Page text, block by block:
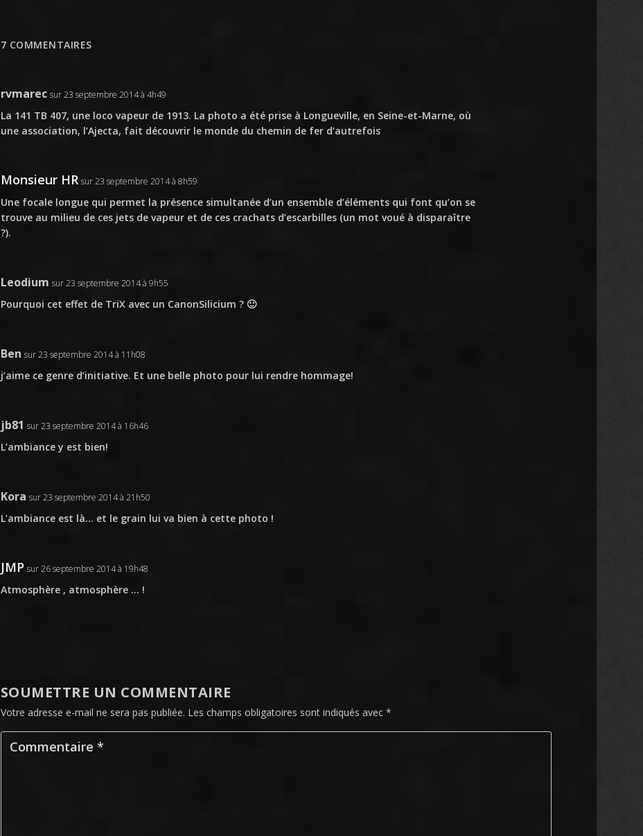
7 COMMENTAIRES
rvmarec sur 23 septembre 2014 à 4h49
La 141 TB 407, une loco vapeur de 1913. La photo a été prise à Longueville, en Seine-et-Marne, où
une association, l’Ajecta, fait découvrir le monde du chemin de fer d’autrefois
Monsieur HR sur 23 septembre 2014 à 8h59
Une focale longue qui permet la présence simultanée d’un ensemble d’éléments qui font qu’on se
trouve au milieu de ces jets de vapeur et de ces crachats d’escarbilles (un mot voué à disparaître
?).
Leodium sur 23 septembre 2014 à 9h55
Pourquoi cet effet de TriX avec un CanonSilicium ? 🙂
Ben sur 23 septembre 2014 à 11h08
j’aime ce genre d’initiative. Et une belle photo pour lui rendre hommage!
jb81 sur 23 septembre 2014 à 16h46
L’ambiance y est bien!
Kora sur 23 septembre 2014 à 21h50
L’ambiance est là… et le grain lui va bien à cette photo !
JMP sur 26 septembre 2014 à 19h48
Atmosphère , atmosphère … !
SOUMETTRE UN COMMENTAIRE
Votre adresse e-mail ne sera pas publiée. Les champs obligatoires sont indiqués avec *